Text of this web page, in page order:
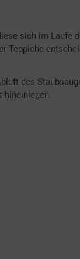
sich im Laufe
Teppiche
des
hineinlegen.